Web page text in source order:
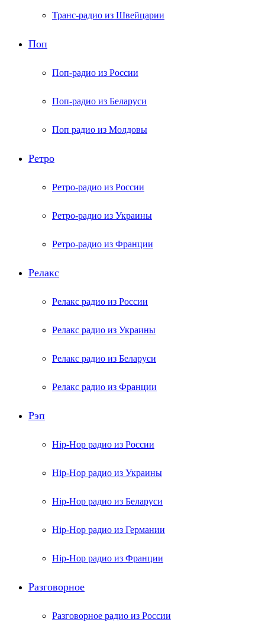
Транс-радио из Швейцарии
Поп
Поп-радио из России
Поп-радио из Беларуси
Поп радио из Молдовы
Ретро
Ретро-радио из России
Ретро-радио из Украины
Ретро-радио из Франции
Релакс
Релакс радио из России
Релакс радио из Украины
Релакс радио из Беларуси
Релакс радио из Франции
Рэп
Hip-Hop радио из России
Hip-Hop радио из Украины
Hip-Hop радио из Беларуси
Hip-Hop радио из Германии
Hip-Hop радио из Франции
Разговорное
Разговорное радио из России